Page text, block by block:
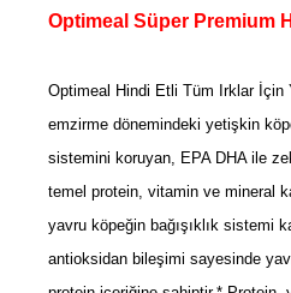
Optimeal Süper Premium
Optimeal Hindi Etli Tüm Irklar İçin
emzirme dönemindeki yetişkin
sistemini koruyan, EPA DHA ile
temel protein, vitamin ve mineral
yavru köpeğin bağışıklık sistemi
antioksidan bileşimi sayesinde